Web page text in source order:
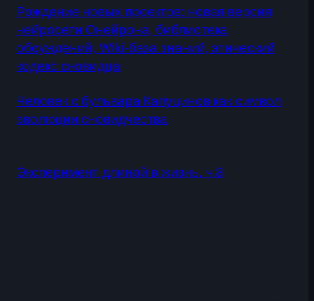
Рождение новых проектов: новая версия
нейросети Онейрона, библиотека
обсуждений, Wiki-база знаний, этический
кодекс сновидца
Человек с бульвара Капуцинов как символ
эволюции сновидчества
Эксперимент длиной в жизнь, ч.8